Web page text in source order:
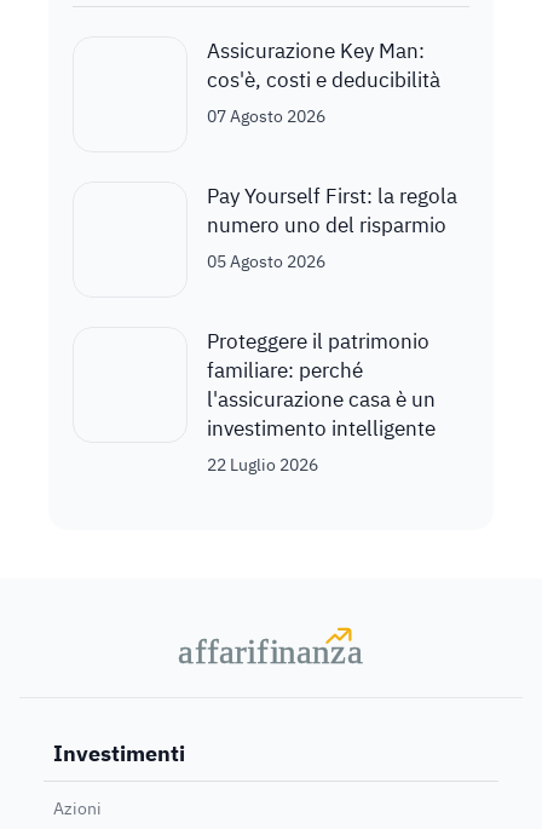
Assicurazione Key Man:
cos'è, costi e deducibilità
07 Agosto 2026
Pay Yourself First: la regola
numero uno del risparmio
05 Agosto 2026
Proteggere il patrimonio
familiare: perché
l'assicurazione casa è un
investimento intelligente
22 Luglio 2026
affarifinanza
affarifinanza
Investimenti
Azioni